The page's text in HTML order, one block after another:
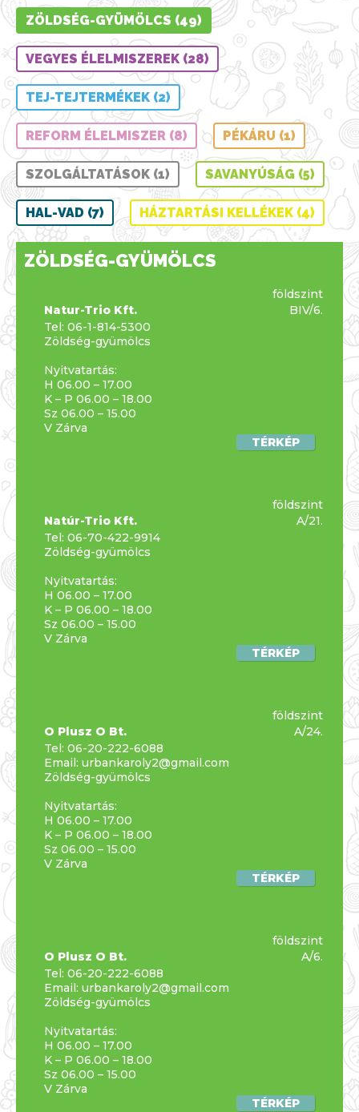
ZÖLDSÉG-GYÜMÖLCS (49)
VEGYES ÉLELMISZEREK (28)
TEJ-TEJTERMÉKEK (2)
REFORM ÉLELMISZER (8) PÉKÁRU (1)
SZOLGÁLTATÁSOK (1) SAVANYÚSÁG (5)
HAL-VAD (7) HÁZTARTÁSI KELLÉKEK (4)
ZÖLDSÉG-GYÜMÖLCS
Natur-Trio Kft.
Tel: 06-1-814-5300
Zöldség-gyümölcs
Nyitvatartás:
H 06.00 – 17.00
K – P 06.00 – 18.00
Sz 06.00 – 15.00
V Zárva
TÉRKÉP
földszint
BIV/6.
Natúr-Trio Kft.
Tel: 06-70-422-9914
Zöldség-gyümölcs
Nyitvatartás:
H 06.00 – 17.00
K – P 06.00 – 18.00
Sz 06.00 – 15.00
V Zárva
TÉRKÉP
földszint
A/21.
O Plusz O Bt.
Tel: 06-20-222-6088
Email: urbankaroly2@gmail.com
Zöldség-gyümölcs
Nyitvatartás:
H 06.00 – 17.00
K – P 06.00 – 18.00
Sz 06.00 – 15.00
V Zárva
TÉRKÉP
földszint
A/24.
O Plusz O Bt.
Tel: 06-20-222-6088
Email: urbankaroly2@gmail.com
Zöldség-gyümölcs
Nyitvatartás:
H 06.00 – 17.00
K – P 06.00 – 18.00
Sz 06.00 – 15.00
V Zárva
TÉRKÉP
földszint
A/6.